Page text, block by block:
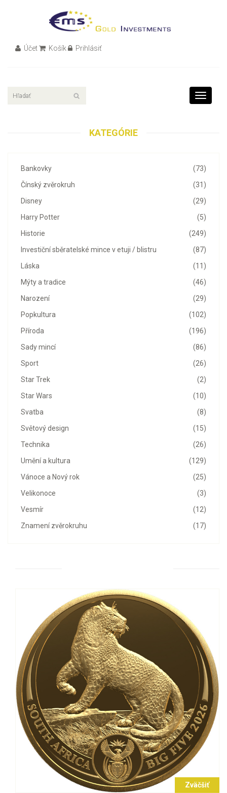
Účet Košík Prihlásiť
Toggle
KATEGÓRIE
(73)
Bankovky
(31)
Čínský zvěrokruh
(29)
Disney
(5)
Harry Potter
(249)
Historie
(87)
Investiční sběratelské mince v etuji / blistru
(11)
Láska
(46)
Mýty a tradice
(29)
Narození
(102)
Popkultura
(196)
Příroda
(86)
Sady mincí
(26)
Sport
(2)
Star Trek
(10)
Star Wars
(8)
Svatba
(15)
Světový design
(26)
Technika
(129)
Umění a kultura
(25)
Vánoce a Nový rok
(3)
Velikonoce
(12)
Vesmír
(17)
Znamení zvěrokruhu
Zväčšiť